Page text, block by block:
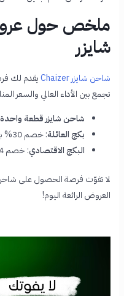
ملخص حول
شايزر
شاحن شايزر Chaizer
يقدم لك
تجمع بين الأداء العالي
شاحن شايزر قطعة واحدة:
بكج العائلة: خصم 30% بسعر 397 ريال سعودي (3 شواحن).
البكج الاقتصادي: خصم 34% بسعر 497 ريال سعودي (4 شواحن).
لا تفوّت فرصة الحصول على
العروض الرائعة اليوم!